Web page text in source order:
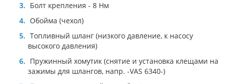
Болт крепления - 8 Нм
Oбойма (чexoл)
Топливный шланг (низкого давление, к насосу
высокого давления)
Пружинный хомутик (снятие и установка клещами на
зажимы для шлангов, напр. -VAS 6340-)